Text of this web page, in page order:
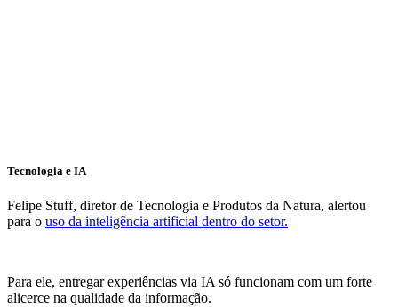
Tecnologia e IA
Felipe Stuff, diretor de Tecnologia e Produtos da Natura, alertou
para o uso da inteligência artificial dentro do setor.
Para ele, entregar experiências via IA só funcionam com um forte
alicerce na qualidade da informação.